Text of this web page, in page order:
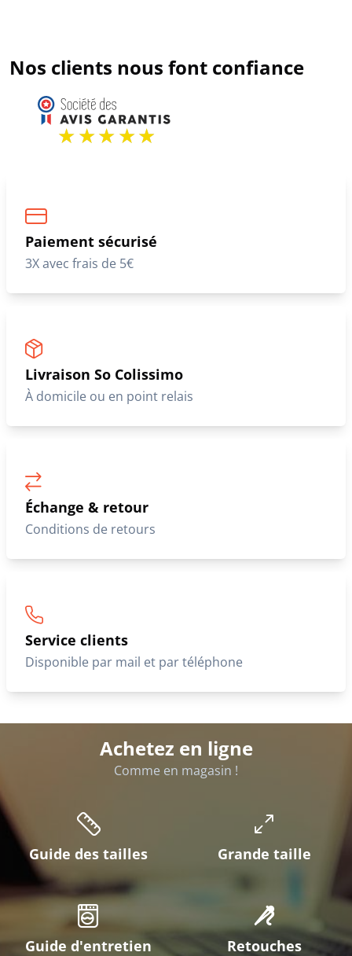
Nos clients nous font confiance
Paiement sécurisé
3X avec frais de 5€
Livraison So Colissimo
À domicile ou en point relais
Échange & retour
Conditions de retours
Service clients
Disponible par mail et par téléphone
Achetez en ligne
Comme en magasin !
Guide des tailles Grande taille
Guide d'entretien Retouches